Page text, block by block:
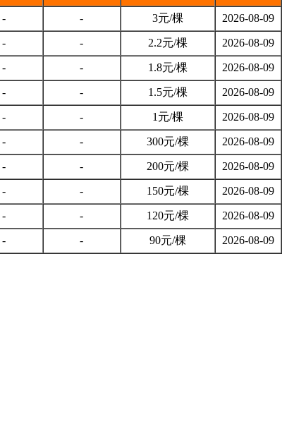
- - 3元/棵 2026-08-09
- - 2.2元/棵 2026-08-09
- - 1.8元/棵 2026-08-09
- - 1.5元/棵 2026-08-09
- - 1元/棵 2026-08-09
- - 300元/棵 2026-08-09
- - 200元/棵 2026-08-09
- - 150元/棵 2026-08-09
- - 120元/棵 2026-08-09
- - 90元/棵
2026-08-09